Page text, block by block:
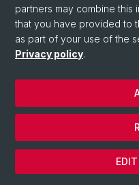
© Università di Basilea
partners may combine this
that you have provided to
as part of your use of the
Privacy policy.